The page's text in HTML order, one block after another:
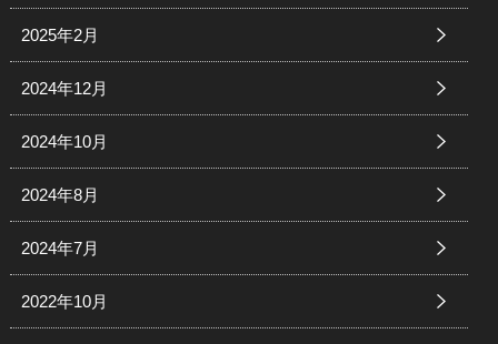
2025年2月
2024年12月
2024年10月
2024年8月
2024年7月
2022年10月